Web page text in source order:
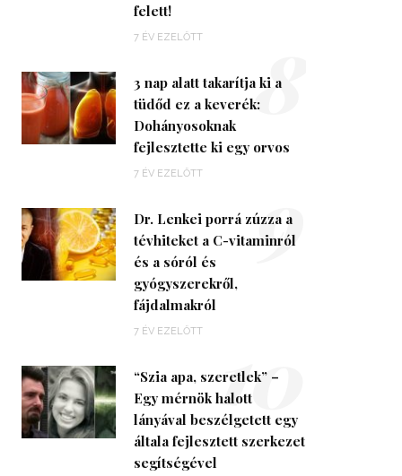
felett!
7 ÉV EZELŐTT
3 nap alatt takarítja ki a
tüdőd ez a keverék:
Dohányosoknak
fejlesztette ki egy orvos
7 ÉV EZELŐTT
8
Dr. Lenkei porrá zúzza a
tévhiteket a C-vitaminról
és a sóról és
gyógyszerekről,
fájdalmakról
7 ÉV EZELŐTT
9
“Szia apa, szeretlek” –
Egy mérnök halott
lányával beszélgetett egy
általa fejlesztett szerkezet
segítségével
10